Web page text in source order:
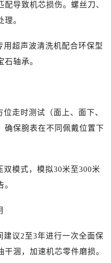
辽宁省大连市中山区人民路15号国际金融大厦7层G室劳力士售后服务中心（需提前预约）
江苏省无锡市梁溪区人民中路139号恒隆广场写字楼1座11层1104室劳力士售后服务中心（需提前预约）
安徽省合肥市蜀山区潜山路111号万象城华润大厦B座12楼03室劳力士售后服务中心（需提前预约）
福建省泉州市丰泽区宝洲路729号浦西万达中心写字楼A座7楼709室劳力士售后服务中心（需提前预约）
吉林省长春市朝阳区西安大路727号中银大厦A座(旺进大厦)18层09室劳力士售后服务中心（需提前预约）
海南省海口市龙华区金贸东路5号海口华润大厦B座17层1707室劳力士售后服务中心（需提前预约）
河北省唐山市路南区新华东道100号万达广场写字楼A座10层1002室劳力士售后服务中心（需提前预约）
导致机芯损伤。螺丝刀、
。
超声波清洗机配合环保型
轴承。
走时测试（面上、面下、
确保腕表在不同佩戴位置下
双模式，模拟30米至300米
建议2至3年进行一次全面保
涸，加速机芯零件磨损。